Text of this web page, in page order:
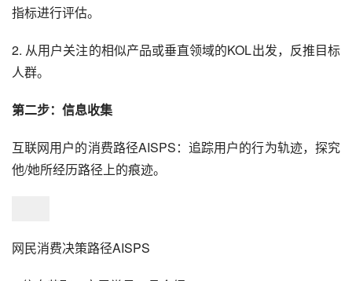
指标进行评估。
2. 从用户关注的相似产品或垂直领域的KOL出发，反推目标
人群。
第二步：信息收集
互联网用户的消费路径AISPS：追踪用户的行为轨迹，探究
他/她所经历路径上的痕迹。
网民消费决策路径AISPS